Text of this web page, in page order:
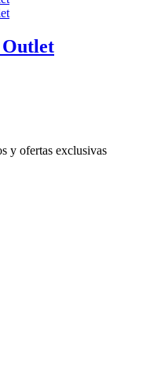
Outlet
y ofertas exclusivas